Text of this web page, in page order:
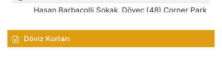
Döviz Kurları